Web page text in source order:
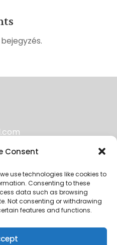
Consent
use technologies like cookies to
Consenting to these
data such as browsing
Not consenting or withdrawing
features and functions.
a
25333572-2-06
000489